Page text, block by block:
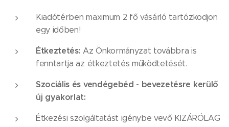
Kiadótérben maximum 2 fő vásárló tartózkodjon
egy időben!
Étkeztetés:Az Önkormányzat továbbra is
fenntartja az étkeztetés működtetését.
Szociális és vendégebéd - bevezetésre kerülő
új gyakorlat:
Étkezési szolgáltatást igénybe vevő KIZÁRÓLAG